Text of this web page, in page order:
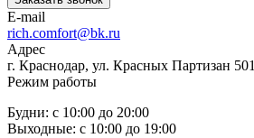
E-mail
rich.comfort@bk.ru
Адрес
г. Краснодар, ул. Красных Партизан 501
Режим работы
Будни: с 10:00 до 20:00
Выходные: с 10:00 до 19:00